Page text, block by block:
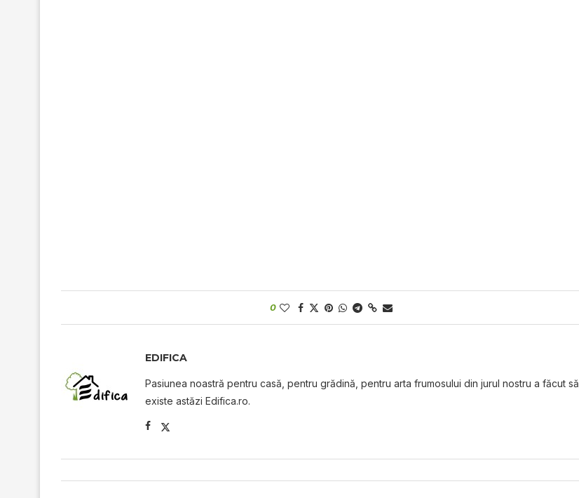
0
EDIFICA
Pasiunea noastră pentru casă, pentru grădină, pentru arta frumosului din jurul nostru a făcut să
existe astăzi Edifica.ro.